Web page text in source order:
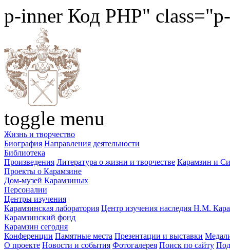
p-inner Код PHP"
toggle menu
Жизнь и творчество
Биография Направления деятельности
Библиотека
Произведения Литература о жизни и творчестве Карамзин и
Проекты о Карамзине
Дом-музей Карамзиных
Персоналии
Центры изучения
Карамзинская лаборатория Центр изучения наследия Н.М.
Карамзинский фонд
Карамзин сегодня
Конференции Памятные места Презентации и выставки
О проекте Новости и события Фотогалерея Поиск по сайту